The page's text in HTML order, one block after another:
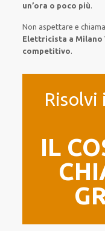
un’ora o poco più.
Non aspettare e
Elettricista a Milano
competitivo.
Risolvi
IL